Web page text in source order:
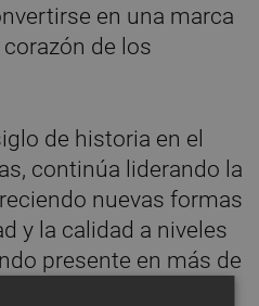
en una marca
de los
de historia en el
continúa liderando la
nuevas formas
y la calidad a niveles
presente en más de
Además, ha